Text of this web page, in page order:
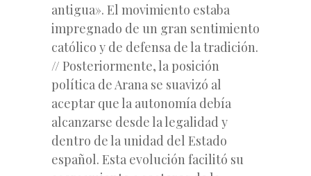
antigua». El movimiento estaba
impregnado de un gran sentimiento
católico y de defensa de la tradición.
// Posteriormente, la posición
política de Arana se suavizó al
aceptar que la autonomía debía
alcanzarse desde la legalidad y
dentro de la unidad del Estado
español. Esta evolución facilitó su